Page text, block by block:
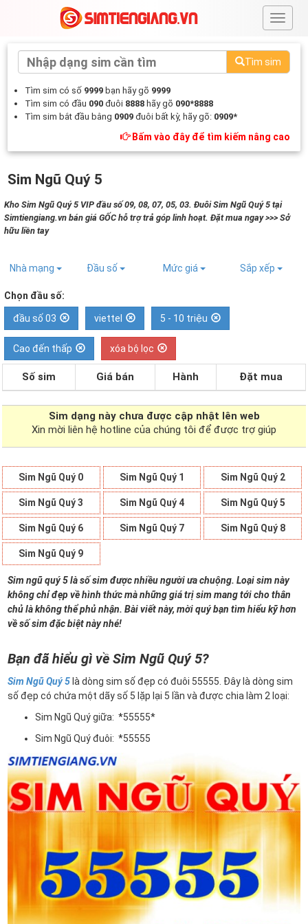
#
Tìm sim
Tìm sim có số 9999 bạn hãy gõ 9999
Tìm sim có đầu 090 đuôi 8888 hãy gõ 090*8888
Tìm sim bắt đầu bằng 0909 đuôi bất kỳ, hãy gõ: 0909*
Bấm vào đây để tìm kiếm nâng cao
Sim Ngũ Quý 5
Kho Sim Ngũ Quý 5 VIP đầu số 09, 08, 07, 05, 03. Đuôi Sim Ngũ Quý 5 tại
Simtiengiang.vn bán giá GỐC hỗ trợ trả góp linh hoạt. Đặt mua ngay >>> Sở
hữu liền tay
Nhà mạng Đầu số Mức giá Sắp xếp
Chọn đầu số:
đầu số 03 viettel 5 - 10 triệu
Cao đến thấp xóa bộ lọc
Số sim Giá bán Hành Đặt mua
Sim dạng này chưa được cập nhật lên web
Xin mời liên hệ hotline của chúng tôi để được trợ giúp
Sim Ngũ Quý 0 Sim Ngũ Quý 1 Sim Ngũ Quý 2
Sim Ngũ Quý 3 Sim Ngũ Quý 4 Sim Ngũ Quý 5
Sim Ngũ Quý 6 Sim Ngũ Quý 7 Sim Ngũ Quý 8
Sim Ngũ Quý 9
Sim ngũ quý 5 là số sim được nhiều người ưa chuộng. Loại sim này
không chỉ đẹp về hình thức mà những giá trị sim mang tới cho thân
chủ là không thể phủ nhận. Bài viết này, mời quý bạn tìm hiểu kỹ hơn
về số sim đặc biệt này nhé!
Bạn đã hiểu gì về Sim Ngũ Quý 5?
Sim Ngũ Quý 5 là dòng sim số đẹp có đuôi 55555. Đây là dòng sim
số đẹp có chứa một dãy số 5 lặp lại 5 lần và được chia làm 2 loại:
Sim Ngũ Quý giữa: *55555*
Sim Ngũ Quý đuôi: *55555